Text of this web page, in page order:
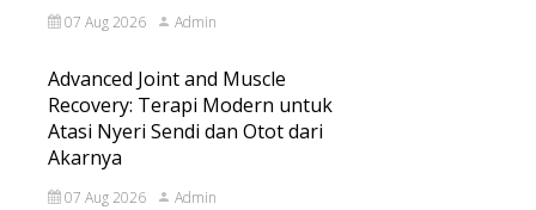
07 Aug 2026 Admin
Advanced Joint and Muscle
Recovery: Terapi Modern untuk
Atasi Nyeri Sendi dan Otot dari
Akarnya
07 Aug 2026 Admin